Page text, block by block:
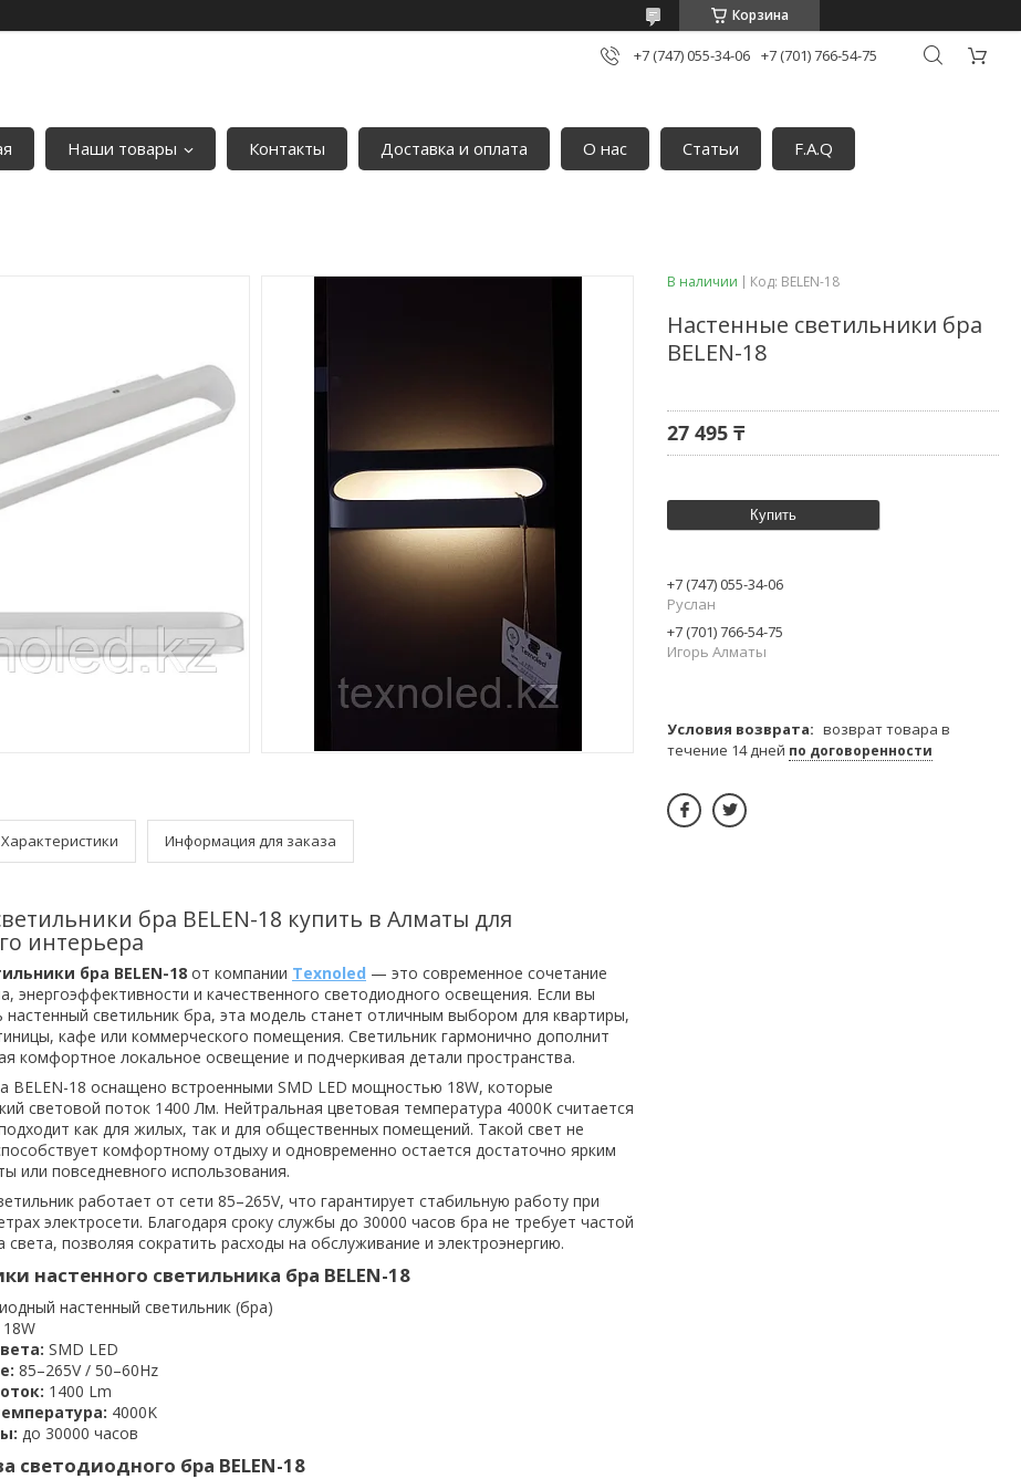
Корзина
+7 (747) 055-34-06 +7 (701) 766-54-75
Наши товары Контакты Доставка и оплата О нас Статьи F.A.Q
Характеристики Информация для заказа
бра BELEN-18 купить в Алматы для
интерьера
бра BELEN-18 от компании Texnoled — это современное сочетание
энергоэффективности и качественного светодиодного освещения. Если вы
настенный светильник бра, эта модель станет отличным выбором для квартиры,
кафе или коммерческого помещения. Светильник гармонично дополнит
комфортное локальное освещение и подчеркивая детали пространства.
BELEN-18 оснащено встроенными SMD LED мощностью 18W, которые
световой поток 1400 Лм. Нейтральная цветовая температура 4000K считается
как для жилых, так и для общественных помещений. Такой свет не
комфортному отдыху и одновременно остается достаточно ярким
или повседневного использования.
работает от сети 85–265V, что гарантирует стабильную работу при
электросети. Благодаря сроку службы до 30000 часов бра не требует частой
света, позволяя сократить расходы на обслуживание и электроэнергию.
настенного светильника бра BELEN-18
настенный светильник (бра)
18W
SMD LED
85–265V / 50–60Hz
1400 Lm
4000K
до 30000 часов
светодиодного бра BELEN-18
В наличии Код: BELEN-18
Настенные светильники бра
BELEN-18
27 495 ₸
Купить
+7 (747) 055-34-06
Руслан
+7 (701) 766-54-75
Игорь Алматы
возврат товара в
течение 14 дней по договоренности